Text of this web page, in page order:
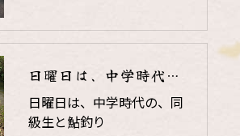
日曜日は、中学時代の、同級生と鮎釣り
日曜日は、中学時代の、同
級生と鮎釣り